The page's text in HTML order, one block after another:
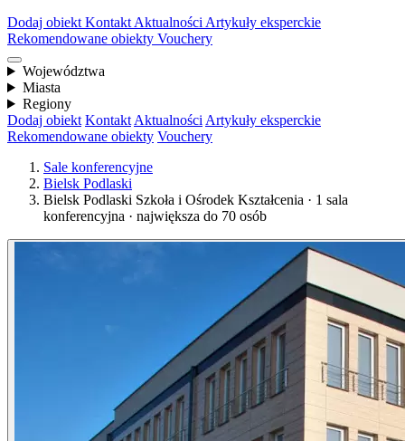
Dodaj obiekt Kontakt Aktualności Artykuły eksperckie
Rekomendowane obiekty Vouchery
Województwa
Miasta
Regiony
Dodaj obiekt Kontakt Aktualności Artykuły eksperckie
Rekomendowane obiekty Vouchery
Sale konferencyjne
Bielsk Podlaski
Bielsk Podlaski Szkoła i Ośrodek Kształcenia · 1 sala
konferencyjna · największa do 70 osób